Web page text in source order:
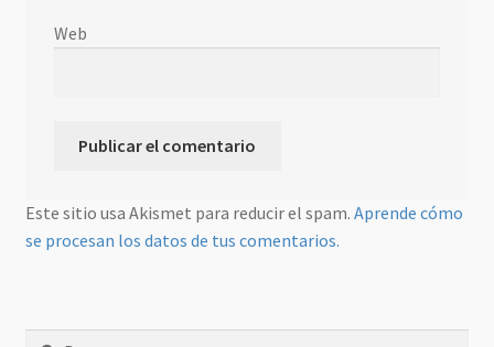
Web
Este sitio usa Akismet para reducir el spam. Aprende cómo
se procesan los datos de tus comentarios.
Buscar: